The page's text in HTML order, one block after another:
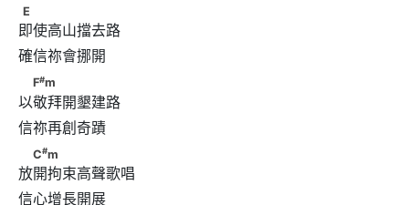
E
E
即使高山擋去路
F#m
F#m
以敬拜開墾建路
C# m
C#m
放開拘束高聲歌唱